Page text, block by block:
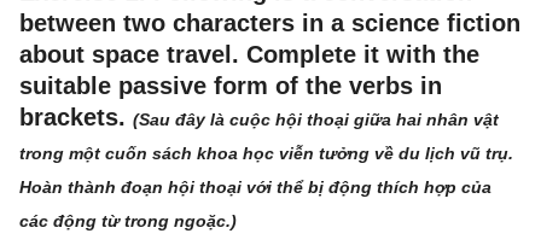
between two characters in a science fiction
about space travel. Complete it with the
suitable passive form of the verbs in
brackets. (Sau đây là cuộc hội thoại giữa hai nhân vật
trong một cuốn sách khoa học viễn tưởng về du lịch vũ trụ.
Hoàn thành đoạn hội thoại với thể bị động thích hợp của
các động từ trong ngoặc.)